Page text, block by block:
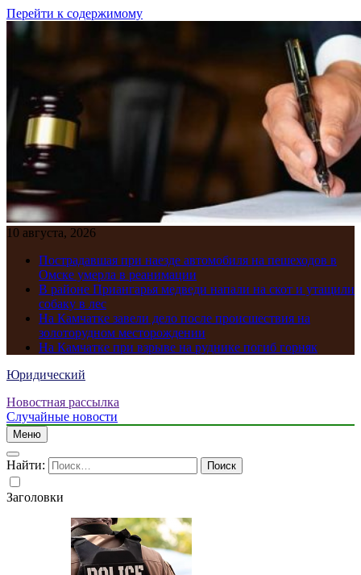
Перейти к содержимому
10 августа, 2026
Пострадавшая при наезде автомобиля на пешеходов в
Омске умерла в реанимации
В районе Приангарья медведи напали на скот и утащили
собаку в лес
На Камчатке завели дело после происшествия на
золоторудном месторождении
На Камчатке при взрыве на руднике погиб горняк
Юридический
Новостная рассылка
Случайные новости
Меню
Найти:
Заголовки